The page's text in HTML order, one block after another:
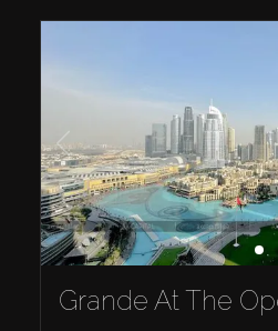
Grande At The